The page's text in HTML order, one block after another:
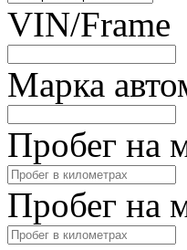
VIN/Frame
Марка
Пробег на
Пробег на